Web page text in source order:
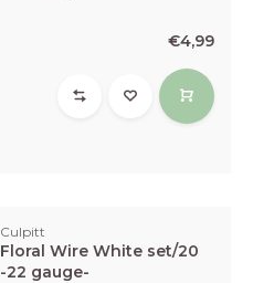
€4,99
Culpitt
Floral Wire White set/20
-22 gauge-